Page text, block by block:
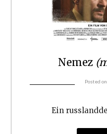
Nemez
Posted on
Ein